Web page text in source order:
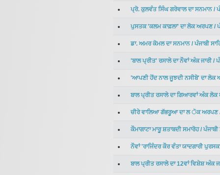
ਪ੍ਰੋ. ਕੁਲਵੰਤ ਸਿੰਘ ਗਰੇਵਾਲ ਦਾ ਸਨਮਾਨ/
ਪੁਸਤਕ 'ਕਲਮ ਕਾਫ਼ਲਾ' ਦਾ ਲੋਕ ਅਰਪਣ/
ਡਾ. ਅਮਰ ਕੋਮਲ ਦਾ ਸਨਮਾਨ/ ਪੰਜਾਬੀ
'ਬਾਲ ਪ੍ਰੀਤ' ਰਸਾਲੇ ਦਾ ਨੌਵਾਂ ਅੰਕ ਜਾਰੀ/
'ਆਪਣੀ ਹੋਂਦ ਨਾਲ ਜੂਝਦੀ ਨਸੀਬੋ' ਦਾ ਲੋਕ
ਬਾਲ ਪ੍ਰੀਤ ਰਸਾਲੇ ਦਾ ਗਿਆਰਵਾਂ ਅੰਕ
ਚੀਰੇ ਵਾਲਿਆ ਗੱਭਰੂਆ ਦਾ ਲ ੋਕ ਅਰਪਣ
ਕੌਮਾਗਾਟਾ ਮਾਰੂ ਸ਼ਤਾਬਦੀ ਸਮਾਰੋਹ/
ਨੌਵਾਂ 'ਰਾਜਿੰਦਰ ਕੌਰ ਵੰਤਾ ਯਾਦਗਾਰੀ
ਬਾਲ ਪ੍ਰੀਤ ਰਸਾਲੇ ਦਾ 12ਵਾਂ ਵਿਸ਼ੇਸ਼ ਅੰਕ